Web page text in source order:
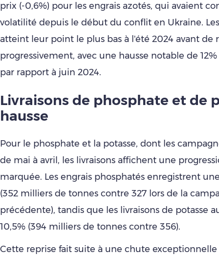
prix (-0,6%) pour les engrais azotés, qui avaient
volatilité depuis le début du conflit en Ukraine.
atteint leur point le plus bas à l'été 2024 avant de
progressivement, avec une hausse notable de
par rapport à juin 2024.
Livraisons de phosphate et de
hausse
Pour le phosphate et la potasse, dont les
de mai à avril, les livraisons affichent une
marquée. Les engrais phosphatés enregistrent
(352 milliers de tonnes contre 327 lors de la
précédente), tandis que les livraisons de potasse
10,5% (394 milliers de tonnes contre 356).
Cette reprise fait suite à une chute exceptionnelle